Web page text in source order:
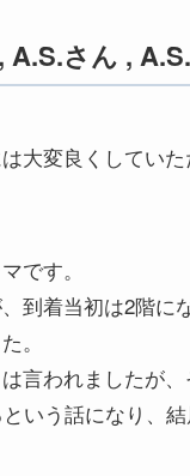
, A.S.さん ,
大変良くしていた
です。
到着当初は2階に
。
言われましたが
いう話になり、